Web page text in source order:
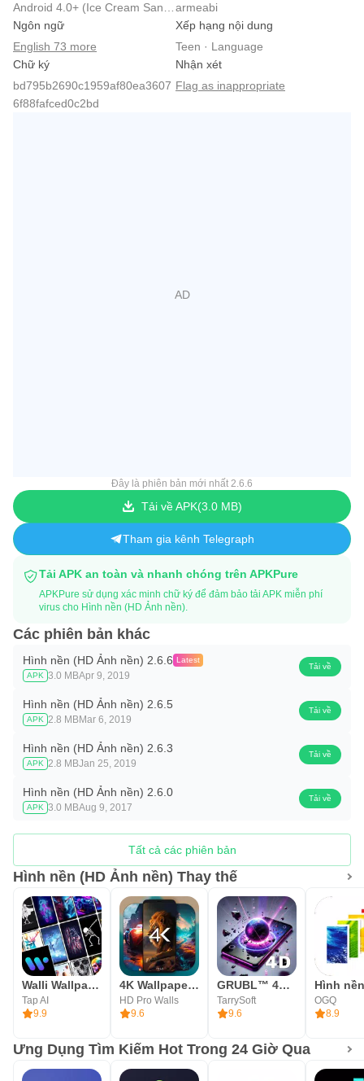
armeabi
Ngôn ngữ
English 73 more
Xếp hạng nội dung
Teen · Language
Chữ ký
bd795b2690c1959af80ea3607
6f88fafced0c2bd
Nhận xét
Flag as inappropriate
Đây là phiên bản mới nhất 2.6.6
Tải về APK 3.0 MB
Tham gia kênh Telegraph
Tải APK an toàn và nhanh chóng trên APKPure
APKPure sử dụng xác minh chữ ký để đảm bảo tải APK miễn phí
virus cho Hình nền (HD Ảnh nền).
Các phiên bản khác
Hình nền (HD Ảnh nền) 2.6.6 Latest
APK 3.0 MBApr 9, 2019
Tải về
Hình nền (HD Ảnh nền) 2.6.5
APK 2.8 MBMar 6, 2019
Tải về
Hình nền (HD Ảnh nền) 2.6.3
APK 2.8 MBJan 25, 2019
Tải về
Hình nền (HD Ảnh nền) 2.6.0
APK 3.0 MBAug 9, 2017
Tải về
Tất cả các phiên bản
Hình nền (HD Ảnh nền) Thay thế
Walli Wallpapers 4K - Hình nền
Tap AI
9.9
4K Wallpapers, Auto Changer
HD Pro Walls
9.6
GRUBL™ 4D Live Wallpapers + AI
TarrySoft
9.6
OGQ
8.9
Ưng Dụng Tìm Kiếm Hot Trong 24 Giờ Qua